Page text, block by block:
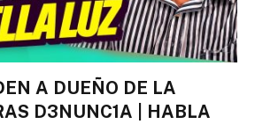
A DUEÑO DE LA
D3NUNC1A | HABLA